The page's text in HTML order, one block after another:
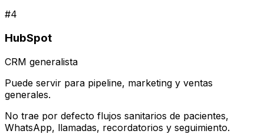
#4
HubSpot
CRM generalista
Puede servir para pipeline, marketing y ventas
generales.
No trae por defecto flujos sanitarios de pacientes,
WhatsApp, llamadas, recordatorios y seguimiento.